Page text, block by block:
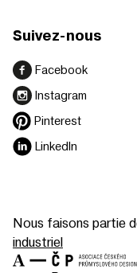
Suivez-nous
Facebook
Instagram
Pinterest
LinkedIn
Nous faisons partie
industriel